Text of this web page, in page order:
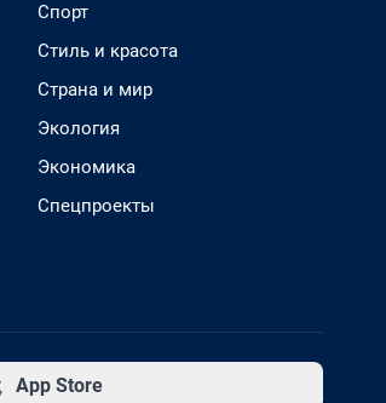
Спорт
Стиль и красота
Страна и мир
Экология
Экономика
Спецпроекты
App Store